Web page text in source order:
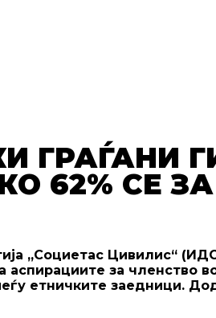
ГРАЃАНИ
62% СЕ ЗА
„Социетас Цивилис“
за членство
етничките заедници.